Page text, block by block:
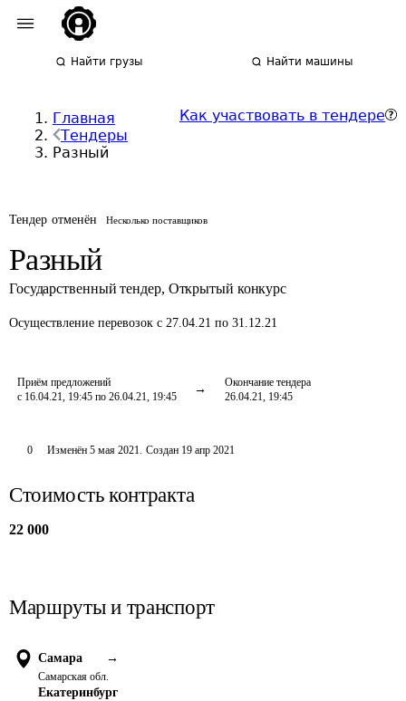
Найти грузы Найти машины
Главная
Тендеры
Разный
Как участвовать в тендере
Тендер отменён Несколько поставщиков
Разный
Государственный тендер, Открытый конкурс
Осуществление перевозок с 27.04.21 по 31.12.21
Приём предложений
с 16.04.21, 19:45 по 26.04.21, 19:45
Окончание тендера
26.04.21, 19:45
0 Изменён 5 мая 2021. Создан 19 апр 2021
Стоимость контракта
22 000
Маршруты и транспорт
Самара →
Самарская обл.
Екатеринбург